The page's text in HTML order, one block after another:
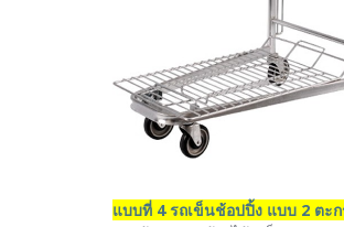
แบบที่ 4 รถเข็นช้อปปิ้ง แบบ 2 ตะก